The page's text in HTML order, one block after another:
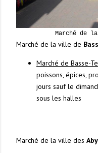
Marché de
Marché de la ville de
Marché de Basse-
poissons, épices,
jours sauf le
sous les halles
Marché de la ville des